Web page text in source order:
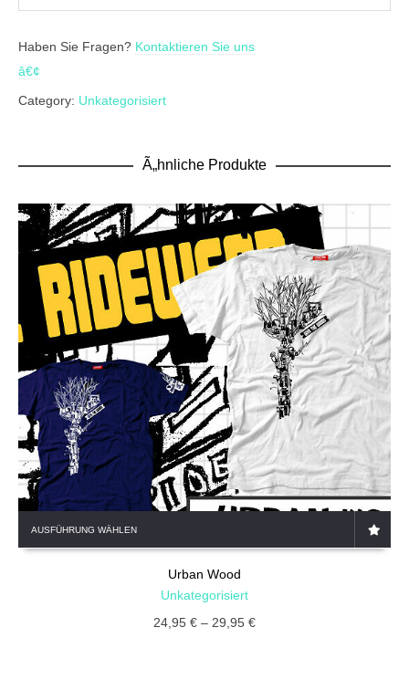
Haben Sie Fragen? Kontaktieren Sie uns
â€¢
Category: Unkategorisiert
Ã„hnliche Produkte
AUSFÜHRUNG WÄHLEN
Urban Wood
Unkategorisiert
24,95 € – 29,95 €